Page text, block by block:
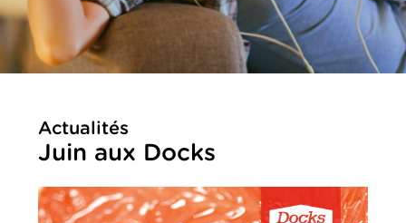
Actualités
Juin aux Docks